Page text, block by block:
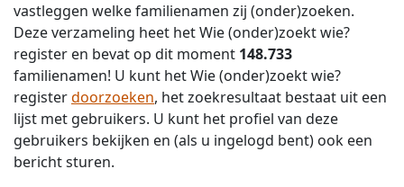
vastleggen welke familienamen zij (onder)zoeken.
Deze verzameling heet het Wie (onder)zoekt wie?
register en bevat op dit moment 148.733
familienamen! U kunt het Wie (onder)zoekt wie?
registerdoorzoeken, het zoekresultaat bestaat uit een
lijst met gebruikers. U kunt het profiel van deze
gebruikers bekijken en (als u ingelogd bent) ook een
bericht sturen.